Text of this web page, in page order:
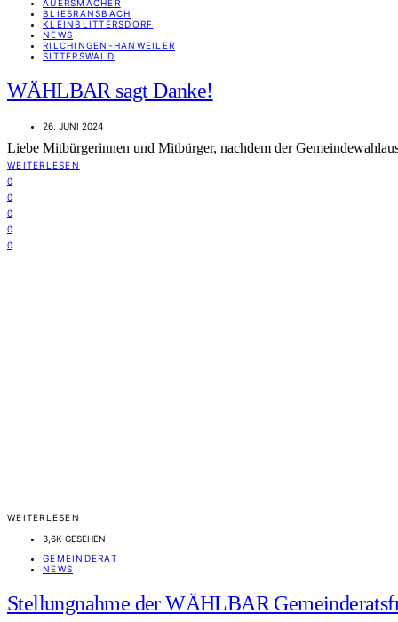
AUERSMACHER
BLIESRANSBACH
KLEINBLITTERSDORF
NEWS
RILCHINGEN-HANWEILER
SITTERSWALD
WÄHLBAR sagt Danke!
26. JUNI 2024
Liebe Mitbürgerinnen und Mitbürger, nachdem der
WEITERLESEN
0
0
0
0
0
WEITERLESEN
3,6K GESEHEN
GEMEINDERAT
NEWS
Stellungnahme der WÄHLBAR